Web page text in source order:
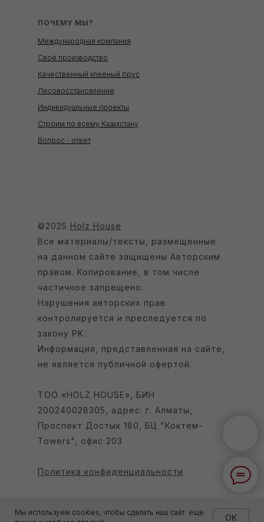
Мы используем cookies, чтобы сделать наш сайт еще
OK
ПОЧЕМУ МЫ?
Международная компания
Своё производство
Качественный клееный брус
Лесовосстановление
Индивидуальные проекты
Строим по всему Казахстану
Вопрос - ответ
©2025 Holz House
Все материалы/тексты, размещенные
на данном сайте защищены Авторским
правом. Копирование, в том числе
частичное запрещено.
Нарушения авторских прав
контролируется и преследуется по
закону РK.
Информация, представленная на сайте,
не является публичной офертой.
ТОО «HOLZ HOUSE», БИН
200240028305, адрес: г. Алматы,
Проспект Достык 180, БЦ "Коктем-
Towers", офис 203
Политика конфиденциальности